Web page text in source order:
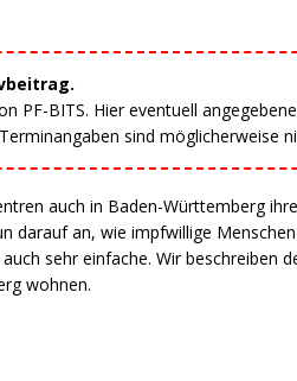
PF-BITS. Hier eventuell
sind möglicherweise
auch in Baden-Württemberg
darauf an, wie impfwillige
sehr einfache. Wir beschreiben
wohnen.